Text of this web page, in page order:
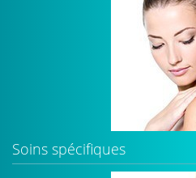
Soins spécifiques